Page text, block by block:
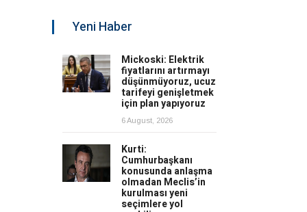
Yeni Haber
Mickoski: Elektrik
fiyatlarını artırmayı
düşünmüyoruz, ucuz
tarifeyi genişletmek
için plan yapıyoruz
6 August, 2026
Kurti:
Cumhurbaşkanı
konusunda anlaşma
olmadan Meclis’in
kurulması yeni
seçimlere yol